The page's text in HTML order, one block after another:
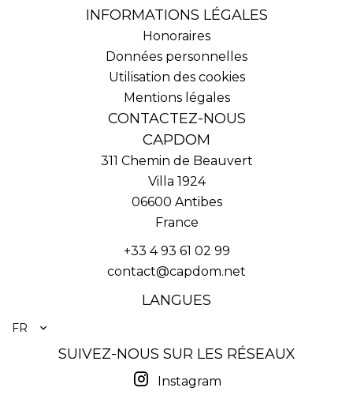
INFORMATIONS LÉGALES
Honoraires
Données personnelles
Utilisation des cookies
Mentions légales
CONTACTEZ-NOUS
CAPDOM
311 Chemin de Beauvert
Villa 1924
06600 Antibes
France
+33 4 93 61 02 99
contact@capdom.net
LANGUES
FR
SUIVEZ-NOUS SUR LES RÉSEAUX
Instagram